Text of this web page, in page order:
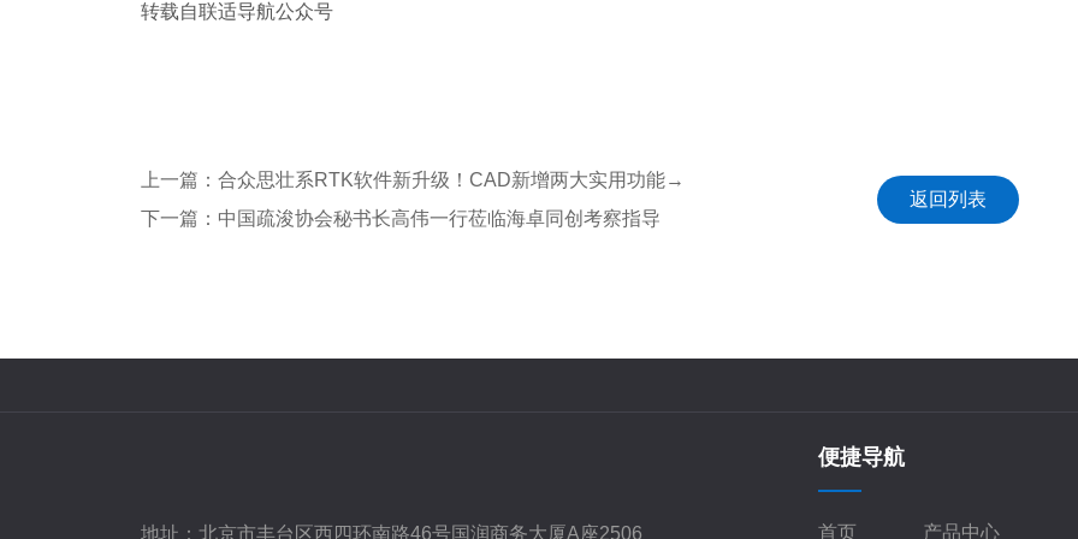
转载自联适导航公众号
上一篇：合众思壮系RTK软件新升级！CAD新增两大实用功能→
下一篇：中国疏浚协会秘书长高伟一行莅临海卓同创考察指导
返回列表
地址： 北京市丰台区西四环南路46号国润商务大厦A座2506
便捷导航
首页 产品中心